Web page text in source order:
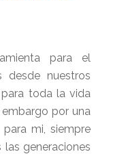
para el
desde nuestros
toda la vida
por una
mi, siempre
generaciones